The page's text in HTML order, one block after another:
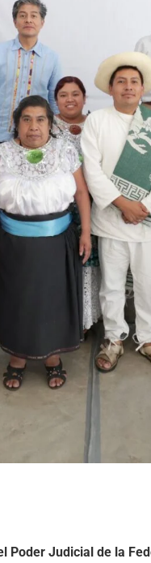
Poder Judicial de la